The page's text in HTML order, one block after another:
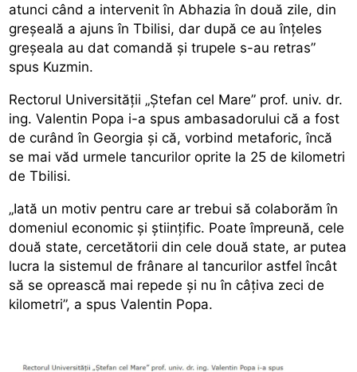
atunci când a intervenit în Abhazia în două zile, din
greșeală a ajuns în Tbilisi, dar după ce au înțeles
greșeala au dat comandă și trupele s-au retras”
spus Kuzmin.
Rectorul Universității „Ștefan cel Mare” prof. univ. dr.
ing. Valentin Popa i-a spus ambasadorului că a fost
de curând în Georgia și că, vorbind metaforic, încă
se mai văd urmele tancurilor oprite la 25 de kilometri
de Tbilisi.
„Iată un motiv pentru care ar trebui să colaborăm în
domeniul economic și științific. Poate împreună, cele
două state, cercetătorii din cele două state, ar putea
lucra la sistemul de frânare al tancurilor astfel încât
să se oprească mai repede și nu în câțiva zeci de
kilometri”, a spus Valentin Popa.